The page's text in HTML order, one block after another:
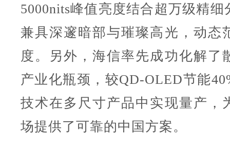
5000nits峰值亮度结合超万级精细
兼具深邃暗部与璀璨高光，动态
度。另外，海信率先成功化解了
产业化瓶颈，较QD-OLED节能
技术在多尺寸产品中实现量产，
场提供了可靠的中国方案。